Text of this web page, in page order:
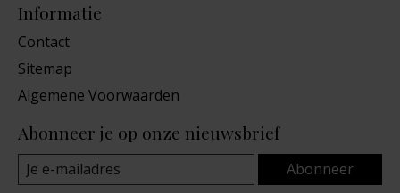
Informatie
Contact
Sitemap
Algemene Voorwaarden
Abonneer je op onze nieuwsbrief
Abonneer